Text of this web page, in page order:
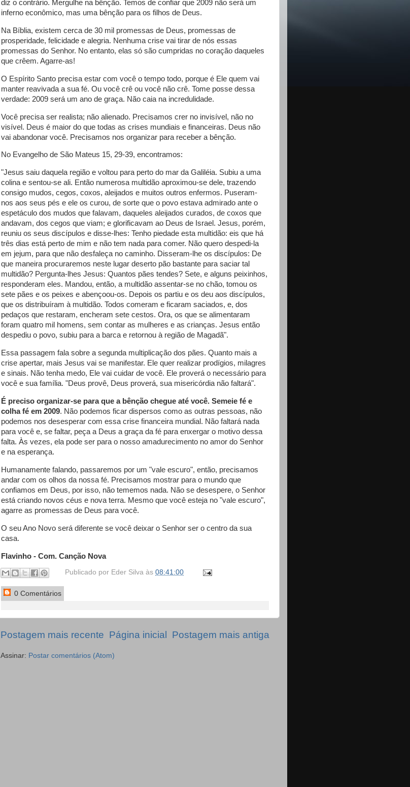
diz o contrário. Mergulhe na bênção. Temos de confiar que 2009 não será um
inferno econômico, mas uma bênção para os filhos de Deus.
Na Bíblia, existem cerca de 30 mil promessas de Deus, promessas de
prosperidade, felicidade e alegria. Nenhuma crise vai tirar de nós essas
promessas do Senhor. No entanto, elas só são cumpridas no coração daqueles
que crêem. Agarre-as!
O Espírito Santo precisa estar com você o tempo todo, porque é Ele quem vai
manter reavivada a sua fé. Ou você crê ou você não crê. Tome posse dessa
verdade: 2009 será um ano de graça. Não caia na incredulidade.
Você precisa ser realista; não alienado. Precisamos crer no invisível, não no
visível. Deus é maior do que todas as crises mundiais e financeiras. Deus não
vai abandonar você. Precisamos nos organizar para receber a bênção.
No Evangelho de São Mateus 15, 29-39, encontramos:
"Jesus saiu daquela região e voltou para perto do mar da Galiléia. Subiu a uma
colina e sentou-se ali. Então numerosa multidão aproximou-se dele, trazendo
consigo mudos, cegos, coxos, aleijados e muitos outros enfermos. Puseram-
nos aos seus pés e ele os curou, de sorte que o povo estava admirado ante o
espetáculo dos mudos que falavam, daqueles aleijados curados, de coxos que
andavam, dos cegos que viam; e glorificavam ao Deus de Israel. Jesus, porém,
reuniu os seus discípulos e disse-lhes: Tenho piedade esta multidão: eis que há
três dias está perto de mim e não tem nada para comer. Não quero despedi-la
em jejum, para que não desfaleça no caminho. Disseram-lhe os discípulos: De
que maneira procuraremos neste lugar deserto pão bastante para saciar tal
multidão? Pergunta-lhes Jesus: Quantos pães tendes? Sete, e alguns peixinhos,
responderam eles. Mandou, então, a multidão assentar-se no chão, tomou os
sete pães e os peixes e abençoou-os. Depois os partiu e os deu aos discípulos,
que os distribuíram à multidão. Todos comeram e ficaram saciados, e, dos
pedaços que restaram, encheram sete cestos. Ora, os que se alimentaram
foram quatro mil homens, sem contar as mulheres e as crianças. Jesus então
despediu o povo, subiu para a barca e retornou à região de Magadã".
Essa passagem fala sobre a segunda multiplicação dos pães. Quanto mais a
crise apertar, mais Jesus vai se manifestar. Ele quer realizar prodígios, milagres
e sinais. Não tenha medo, Ele vai cuidar de você. Ele proverá o necessário para
você e sua família. "Deus provê, Deus proverá, sua misericórdia não faltará".
É preciso organizar-se para que a bênção chegue até você. Semeie fé e
colha fé em 2009. Não podemos ficar dispersos como as outras pessoas, não
podemos nos desesperar com essa crise financeira mundial. Não faltará nada
para você e, se faltar, peça a Deus a graça da fé para enxergar o motivo dessa
falta. Às vezes, ela pode ser para o nosso amadurecimento no amor do Senhor
e na esperança.
Humanamente falando, passaremos por um "vale escuro", então, precisamos
andar com os olhos da nossa fé. Precisamos mostrar para o mundo que
confiamos em Deus, por isso, não tememos nada. Não se desespere, o Senhor
está criando novos céus e nova terra. Mesmo que você esteja no "vale escuro",
agarre as promessas de Deus para você.
O seu Ano Novo será diferente se você deixar o Senhor ser o centro da sua
casa.
Flavinho - Com. Canção Nova
Publicado por Eder Silva às 08:41:00
0 Comentários
Postagem mais recente Postagem mais antiga
Página inicial
Assinar: Postar comentários (Atom)